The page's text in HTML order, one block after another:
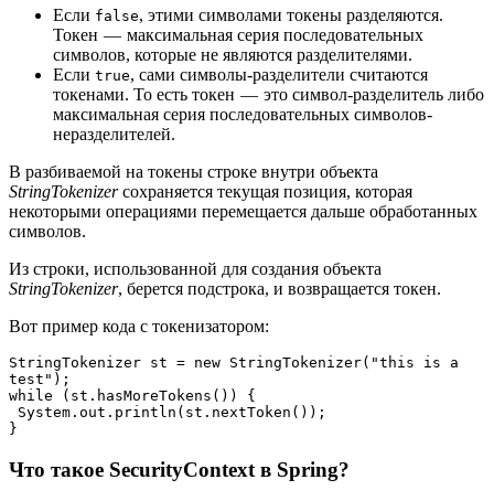
Если false, этими символами токены разделяются.
Токен — максимальная серия последовательных
символов, которые не являются разделителями.
Если true, сами символы-разделители считаются
токенами. То есть токен — это символ-разделитель либо
максимальная серия последовательных символов-
неразделителей.
В разбиваемой на токены строке внутри объекта
StringTokenizerсохраняется текущая позиция, которая
некоторыми операциями перемещается дальше обработанных
символов.
Из строки, использованной для создания объекта
StringTokenizer, берется подстрока, и возвращается токен.
Вот пример кода с токенизатором:
StringTokenizer st = new StringTokenizer("this is a
test");
while (st.hasMoreTokens()) {
System.out.println(st.nextToken());
}
Что такое SecurityContext в Spring?